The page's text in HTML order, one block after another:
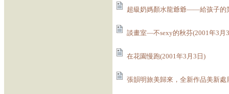
超級奶媽顏水龍爺爺——給孩子的
談畫室—不sexy的秋芬(2001年3月
在花園慢跑(2001年3月3日)
張韻明旅美歸來，全新作品美新處